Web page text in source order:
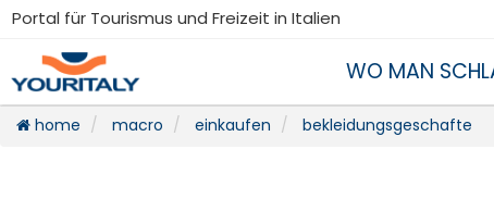
Portal für Tourismus und Freizeit in Italien
WO MAN
home macro einkaufen bekleidungsgeschafte